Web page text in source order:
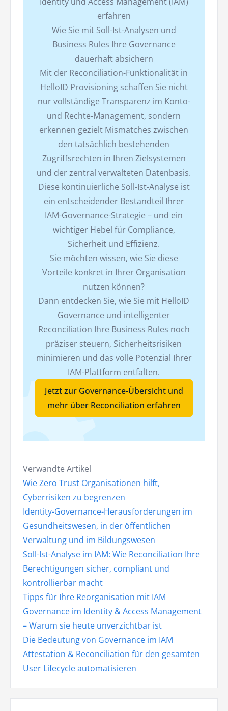
erfahren
Wie Sie mit Soll-Ist-Analysen und
Business Rules Ihre Governance
dauerhaft absichern
Mit der Reconciliation-Funktionalität in
HelloID Provisioning schaffen Sie nicht
nur vollständige Transparenz im Konto-
und Rechte-Management, sondern
erkennen gezielt Mismatches zwischen
den tatsächlich bestehenden
Zugriffsrechten in Ihren Zielsystemen
und der zentral verwalteten Datenbasis.
Diese kontinuierliche Soll-Ist-Analyse ist
ein entscheidender Bestandteil Ihrer
IAM-Governance-Strategie – und ein
wichtiger Hebel für Compliance,
Sicherheit und Effizienz.
Sie möchten wissen, wie Sie diese
Vorteile konkret in Ihrer Organisation
nutzen können?
Dann entdecken Sie, wie Sie mit HelloID
Governance und intelligenter
Reconciliation Ihre Business Rules noch
präziser steuern, Sicherheitsrisiken
minimieren und das volle Potenzial Ihrer
IAM-Plattform entfalten.
Jetzt zur Governance-Übersicht und
mehr über Reconciliation erfahren
Verwandte Artikel
Wie Zero Trust Organisationen hilft,
Cyberrisiken zu begrenzen
Identity-Governance-Herausforderungen im
Gesundheitswesen, in der öffentlichen
Verwaltung und im Bildungswesen
Soll-Ist-Analyse im IAM: Wie Reconciliation Ihre
Berechtigungen sicher, compliant und
kontrollierbar macht
Tipps für Ihre Reorganisation mit IAM
Governance im Identity & Access Management
– Warum sie heute unverzichtbar ist
Die Bedeutung von Governance im IAM
Attestation & Reconciliation für den gesamten
User Lifecycle automatisieren